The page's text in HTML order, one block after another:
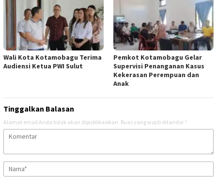
Wali Kota Kotamobagu Terima
Audiensi Ketua PWI Sulut
Pemkot Kotamobagu Gelar
Supervisi Penanganan Kasus
Kekerasan Perempuan dan
Anak
Tinggalkan Balasan
Alamat email Anda tidak akan dipublikasikan. Ruas yang wajib ditandai *